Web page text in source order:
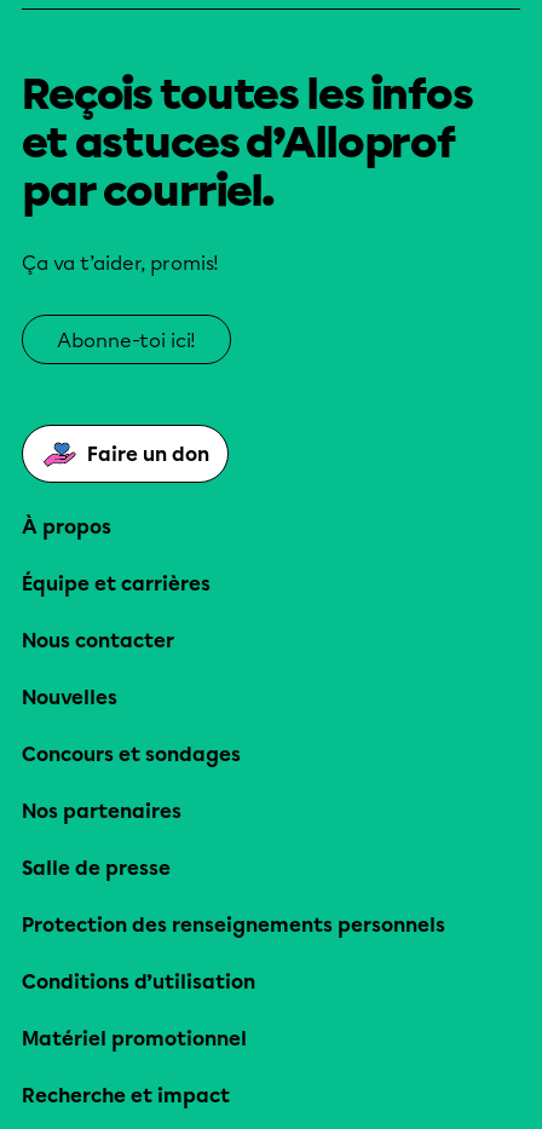
Reçois toutes les infos
et astuces d’Alloprof
par courriel.
Ça va t’aider, promis!
Abonne-toi ici!
Faire un don
À propos
Équipe et carrières
Nous contacter
Nouvelles
Concours et sondages
Nos partenaires
Salle de presse
Protection des renseignements personnels
Conditions d’utilisation
Matériel promotionnel
Recherche et impact